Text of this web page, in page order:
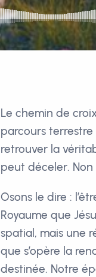
Le chemin de
parcours
retrouver la
peut déceler. Non
Osons le dire :
Royaume que
spatial, mais une
que s’opère la
destinée. Notre